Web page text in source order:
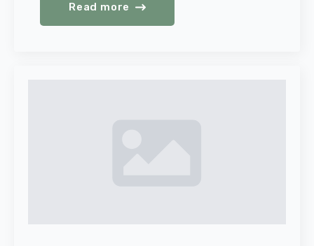
Read more